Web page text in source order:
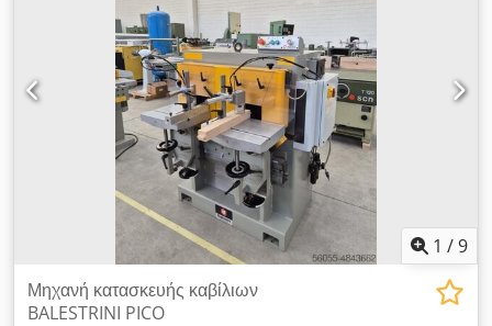
1 /9
Μηχανή κατασκευής καβίλιων
BALESTRINI PICO